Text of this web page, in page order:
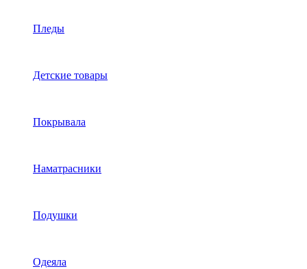
Пледы
Детские товары
Покрывала
Наматрасники
Подушки
Одеяла